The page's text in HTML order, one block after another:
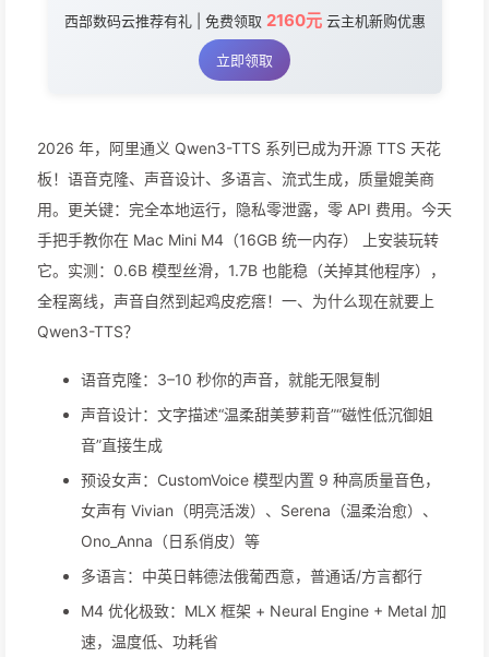
西部数码云推荐有礼 | 免费领取 2160元云主机新购优惠
立即领取
2026 年，阿里通义 Qwen3-TTS 系列已成为开源 TTS 天花
板！语音克隆、声音设计、多语言、流式生成，质量媲美商
用。更关键：完全本地运行，隐私零泄露，零 API 费用。今天
手把手教你在 Mac Mini M4（16GB 统一内存） 上安装玩转
它。实测：0.6B 模型丝滑，1.7B 也能稳（关掉其他程序），
全程离线，声音自然到起鸡皮疙瘩！一、为什么现在就要上
Qwen3-TTS？
语音克隆：3–10 秒你的声音，就能无限复制
声音设计：文字描述“温柔甜美萝莉音”“磁性低沉御姐
音”直接生成
预设女声：CustomVoice 模型内置 9 种高质量音色，
女声有 Vivian（明亮活泼）、Serena（温柔治愈）、
Ono_Anna（日系俏皮）等
多语言：中英日韩德法俄葡西意，普通话/方言都行
M4 优化极致：MLX 框架 + Neural Engine + Metal 加
速，温度低、功耗省